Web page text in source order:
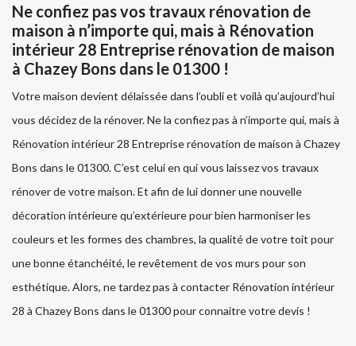
Ne confiez pas vos travaux rénovation de
maison à n’importe qui, mais à Rénovation
intérieur 28 Entreprise rénovation de maison
à Chazey Bons dans le 01300 !
Votre maison devient délaissée dans l’oubli et voilà qu’aujourd’hui
vous décidez de la rénover. Ne la confiez pas à n’importe qui, mais à
Rénovation intérieur 28 Entreprise rénovation de maison à Chazey
Bons dans le 01300. C’est celui en qui vous laissez vos travaux
rénover de votre maison. Et afin de lui donner une nouvelle
décoration intérieure qu’extérieure pour bien harmoniser les
couleurs et les formes des chambres, la qualité de votre toit pour
une bonne étanchéité, le revêtement de vos murs pour son
esthétique. Alors, ne tardez pas à contacter Rénovation intérieur
28 à Chazey Bons dans le 01300 pour connaitre votre devis !